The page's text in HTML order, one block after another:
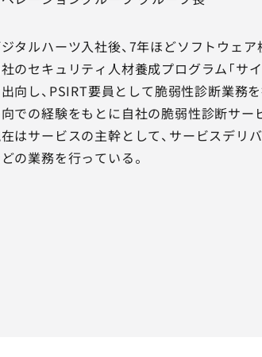
タルハーツ入社後、7年ほどソフトウェア
のセキュリティ人材養成プログラム「サ
向し、PSIRT要員として脆弱性診断業務
での経験をもとに自社の脆弱性診断サー
はサービスの主幹として、サービスデリ
の業務を行っている。